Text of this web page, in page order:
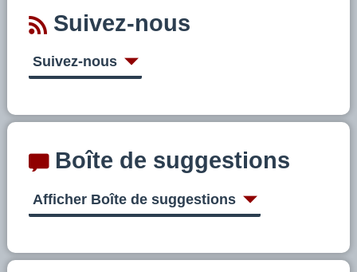
Suivez-nous
Suivez-nous
Boîte de suggestions
Afficher Boîte de suggestions